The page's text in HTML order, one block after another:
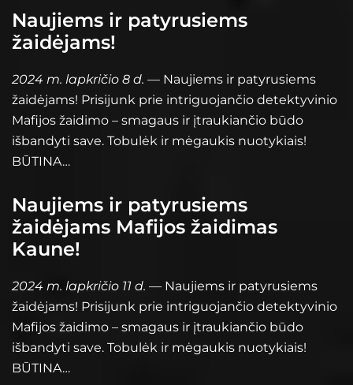
Naujiems ir patyrusiems
žaidėjams!
2024 m. lapkričio 8 d. — Naujiems ir patyrusiems
žaidėjams! Prisijunk prie intriguojančio detektyvinio
Mafijos žaidimo – smagaus ir įtraukiančio būdo
išbandyti save. Tobulėk ir mėgaukis nuotykiais!
BŪTINA…
Naujiems ir patyrusiems
žaidėjams Mafijos žaidimas
Kaune!
2024 m. lapkričio 11 d. — Naujiems ir patyrusiems
žaidėjams! Prisijunk prie intriguojančio detektyvinio
Mafijos žaidimo – smagaus ir įtraukiančio būdo
išbandyti save. Tobulėk ir mėgaukis nuotykiais!
BŪTINA…